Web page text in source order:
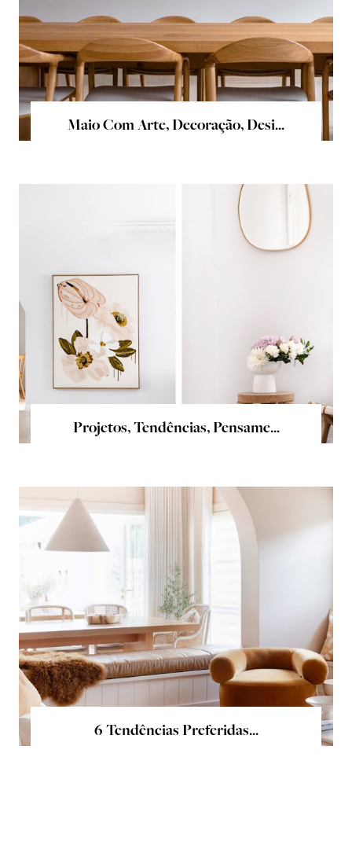
Maio Com Arte, Decoração, Desi...
Projetos, Tendências, Pensame...
6 Tendências Preferidas...